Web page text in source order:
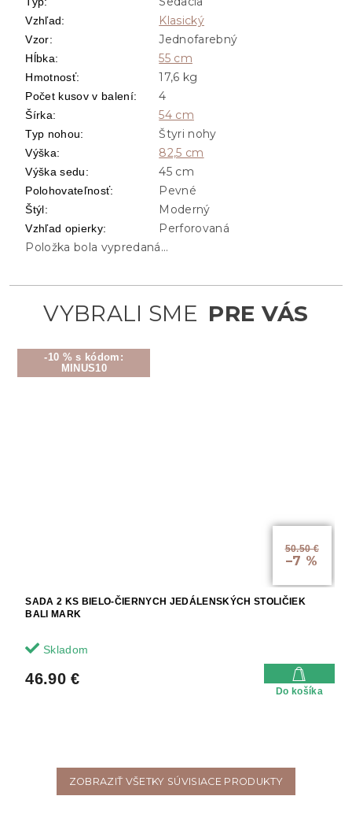
-10 % s kódom:
MINUS10
50.50 €
–7 %
SADA 2 KS BIELO-ČIERNYCH JEDÁLENSKÝCH STOLIČIEK
BALI MARK
Skladom
46.90 €
Do košíka
ZOBRAZIŤ VŠETKY SÚVISIACE PRODUKTY
Vzhľad: Klasický
Vzor: Jednofarebný
Hĺbka: 55 cm
Hmotnosť: 17,6 kg
Počet kusov v balení: 4
Šírka: 54 cm
Typ nohou: Štyri nohy
Výška: 82,5 cm
Výška sedu: 45 cm
Polohovateľnosť: Pevné
Štýl: Moderný
Vzhľad opierky:
Perforovaná
Položka bola vypredaná…